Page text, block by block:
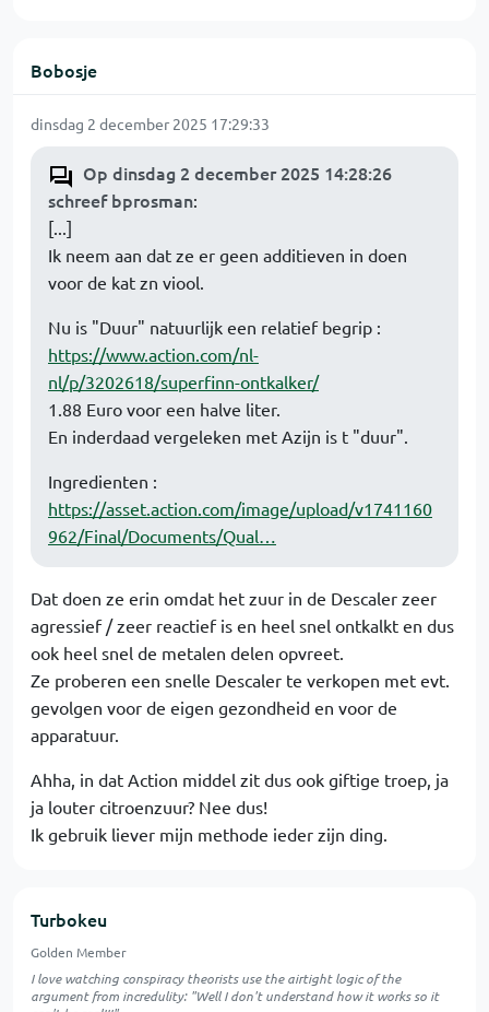
Bobosje
dinsdag 2 december 2025 17:29:33
Op dinsdag 2 december 2025 14:28:26
schreef bprosman:
[...]
Ik neem aan dat ze er geen additieven in doen
voor de kat zn viool.
Nu is "Duur" natuurlijk een relatief begrip :
https://www.action.com/nl-
nl/p/3202618/superfinn-ontkalker/
1.88 Euro voor een halve liter.
En inderdaad vergeleken met Azijn is t "duur".
Ingredienten :
https://asset.action.com/image/upload/v1741160
962/Final/Documents/Qual…
Dat doen ze erin omdat het zuur in de Descaler zeer
agressief / zeer reactief is en heel snel ontkalkt en dus
ook heel snel de metalen delen opvreet.
Ze proberen een snelle Descaler te verkopen met evt.
gevolgen voor de eigen gezondheid en voor de
apparatuur.
Ahha, in dat Action middel zit dus ook giftige troep, ja
ja louter citroenzuur? Nee dus!
Ik gebruik liever mijn methode ieder zijn ding.
Turbokeu
Golden Member
I love watching conspiracy theorists use the airtight logic of the
argument from incredulity: "Well I don't understand how it works so it